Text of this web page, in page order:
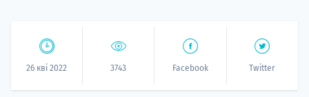
26 кві 2022 3743 Facebook Twitter